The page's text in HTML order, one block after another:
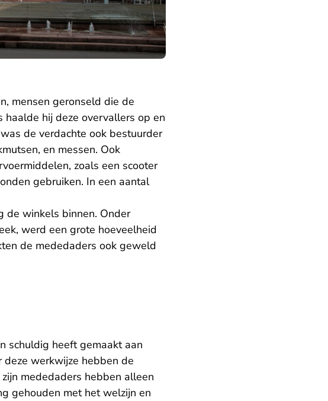
mensen geronseld die de
haalde hij deze overvallers op en
de verdachte ook bestuurder
en messen. Ook
zoals een scooter
gebruiken. In een aantal
de winkels binnen. Onder
werd een grote hoeveelheid
de mededaders ook geweld
schuldig heeft gemaakt aan
werkwijze hebben de
mededaders hebben alleen
gehouden met het welzijn en